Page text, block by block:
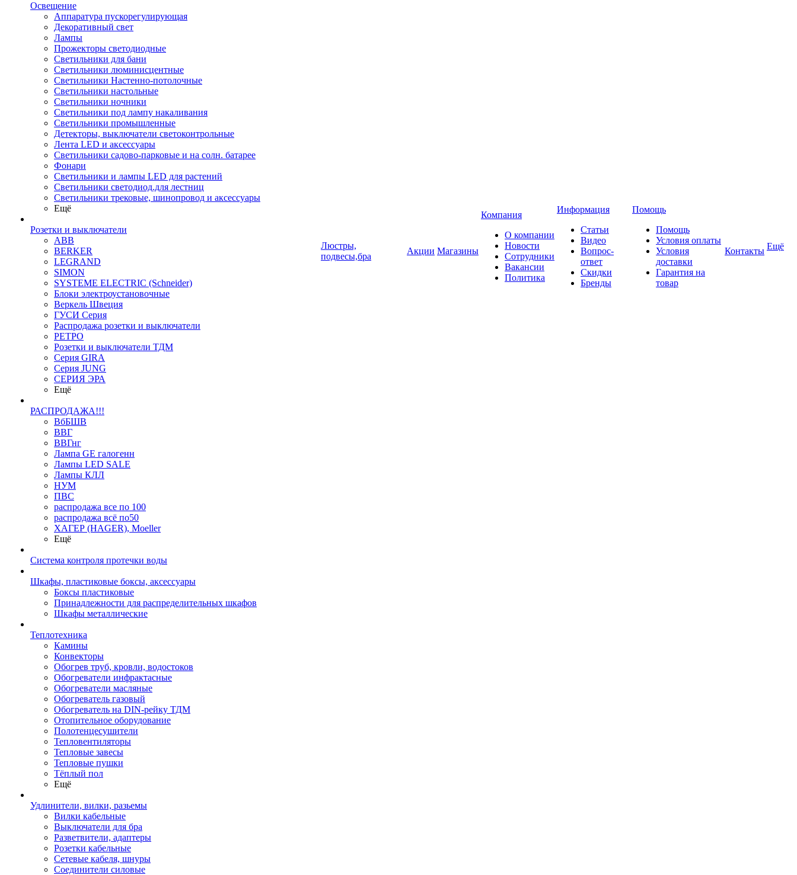
Освещение
Аппаратура пускорегулирующая
Декоративный свет
Лампы
Прожекторы светодиодные
Светильники для бани
Светильники люминисцентные
Светильники Настенно-потолочные
Светильники настольные
Светильники ночники
Светильники под лампу накаливания
Светильники промышленные
Детекторы, выключатели светоконтрольные
Лента LED и аксессуары
Светильники садово-парковые и на солн. батарее
Фонари
Светильники и лампы LED для растений
Светильники светодиод.для лестниц
Светильники трековые, шинопровод и аксессуары
Ещё
Розетки и выключатели
ABB
BERKER
LEGRAND
SIMON
SYSTEME ELECTRIC (Schneider)
Блоки электроустановочные
Веркель Швеция
ГУСИ Серия
Распродажа розетки и выключатели
РЕТРО
Розетки и выключатели ТДМ
Серия GIRA
Серия JUNG
СЕРИЯ ЭРА
Ещё
РАСПРОДАЖА!!!
ВбБШВ
ВВГ
ВВГнг
Лампа GE галогенн
Лампы LED SALE
Лампы КЛЛ
НУМ
ПВС
распродажа все по 100
распродажа всё по50
ХАГЕР (HAGER), Moeller
Ещё
Система контроля протечки воды
Шкафы, пластиковые боксы, аксессуары
Боксы пластиковые
Принадлежности для распределительных шкафов
Шкафы металлические
Теплотехника
Камины
Конвекторы
Обогрев труб, кровли, водостоков
Обогреватели инфрактасные
Обогреватели масляные
Обогреватель газовый
Обогреватель на DIN-рейку ТДМ
Отопительное оборудование
Полотенцесушители
Тепловентиляторы
Тепловые завесы
Тепловые пушки
Тёплый пол
Ещё
Удлинители, вилки, разьемы
Вилки кабельные
Выключатели для бра
Разветвители, адаптеры
Розетки кабельные
Сетевые кабеля, шнуры
Соединители силовые
Люстры,
подвесы,бра
Акции Магазины
Компания
О компании
Новости
Сотрудники
Вакансии
Политика
Информация
Статьи
Видео
Вопрос-
ответ
Скидки
Бренды
Помощь
Помощь
Условия оплаты
Условия
доставки
Гарантия на
товар
Контакты Ещё